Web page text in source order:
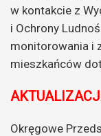
w kontakcie z
i Ochrony
monitorowania i
mieszkańców
Okręgowe